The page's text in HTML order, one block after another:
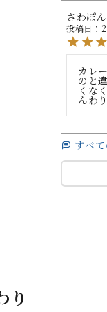
さわぽん
投稿日
カレ
のと
くな
んわ
すべ
り